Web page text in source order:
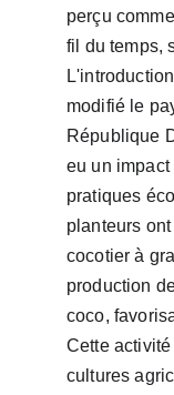
perçu
fil du temps,
modifié le
République
eu un
pratiques
planteurs
cocotier à
production
coco,
Cette
cultures